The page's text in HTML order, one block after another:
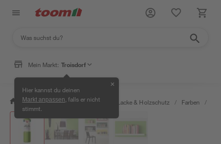
Mein Markt: Troisdorf
Hier kannst du deinen
Markt anpassen , falls er nicht
stimmt.
✕
/ Bauen & Renovieren / Farben, Lacke & Holzschutz / Farben /